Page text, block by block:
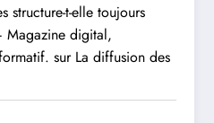
structure-t-elle toujours
Magazine digital,
sur La diffusion des